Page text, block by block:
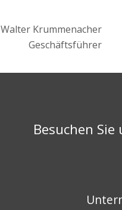
Walter Krummenacher
Geschäftsführer
Besuchen